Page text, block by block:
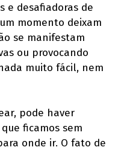
e desafiadoras de
momento deixam
se manifestam
ou provocando
muito fácil, nem
pode haver
ficamos sem
onde ir. O fato de